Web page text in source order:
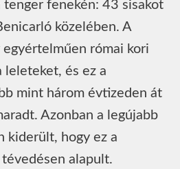
tenger fenekén: 43 sisakot
közelében. A
egyértelműen római kori
leleteket, és ez a
mint három évtizeden át
Azonban a legújabb
kiderült, hogy ez a
alapult.